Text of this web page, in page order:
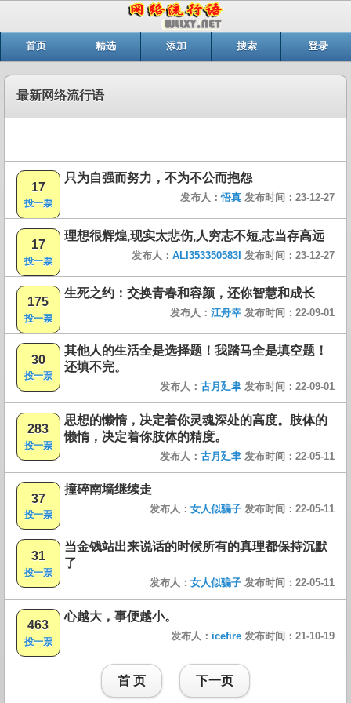
首页 精选 添加 搜索 登录
最新网络流行语
17
投一票
只为自强而努力，不为不公而抱怨
发布人：悟真 发布时间：23-12-27
17
投一票
理想很辉煌,现实太悲伤,人穷志不短,志当存高远
发布人： ALI353350583I 发布时间：23-12-27
175
投一票
生死之约：交换青春和容颜，还你智慧和成长
发布人： 江舟幸 发布时间：22-09-01
30
投一票
其他人的生活全是选择题！我踏马全是填空题！
还填不完。
发布人： 古月廴聿 发布时间：22-09-01
283
投一票
思想的懒惰，决定着你灵魂深处的高度。肢体的
懒惰，决定着你肢体的精度。
发布人： 古月廴聿 发布时间：22-05-11
37
投一票
撞碎南墙继续走
发布人： 女人似骗子 发布时间：22-05-11
31
投一票
当金钱站出来说话的时候所有的真理都保持沉默
了
发布人： 女人似骗子 发布时间：22-05-11
463
投一票
心越大，事便越小。
发布人： icefire 发布时间：21-10-19
首 页 下一页